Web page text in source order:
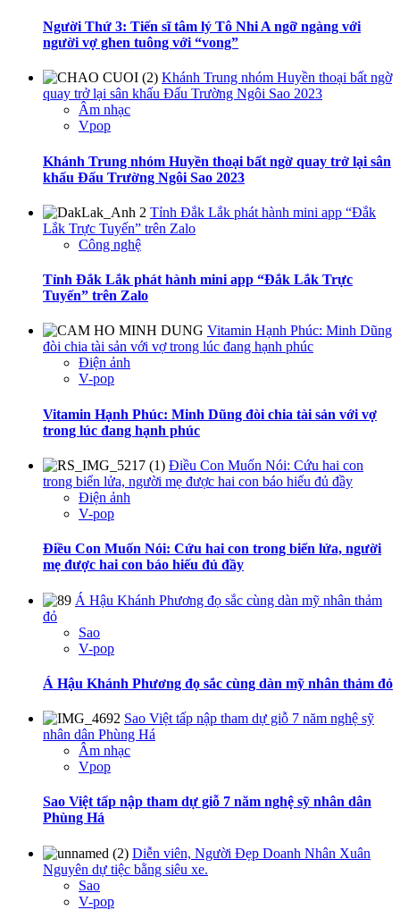
Người Thứ 3: Tiến sĩ tâm lý Tô Nhi A ngỡ ngàng với
người vợ ghen tuông với “vong”
Khánh Trung nhóm Huyền thoại bất ngờ
quay trở lại sân khấu Đấu Trường Ngôi Sao 2023
Âm nhạc
Vpop
Khánh Trung nhóm Huyền thoại bất ngờ quay trở lại sân
khấu Đấu Trường Ngôi Sao 2023
Tỉnh Đắk Lắk phát hành mini app “Đắk
Lắk Trực Tuyến” trên Zalo
Công nghệ
Tỉnh Đắk Lắk phát hành mini app “Đắk Lắk Trực
Tuyến” trên Zalo
Vitamin Hạnh Phúc: Minh Dũng
đòi chia tài sản với vợ trong lúc đang hạnh phúc
Điện ảnh
V-pop
Vitamin Hạnh Phúc: Minh Dũng đòi chia tài sản với vợ
trong lúc đang hạnh phúc
Điều Con Muốn Nói: Cứu hai con
trong biển lửa, người mẹ được hai con báo hiếu đủ đầy
Điện ảnh
V-pop
Điều Con Muốn Nói: Cứu hai con trong biển lửa, người
mẹ được hai con báo hiếu đủ đầy
Á Hậu Khánh Phương đọ sắc cùng dàn mỹ nhân thảm
đỏ
Sao
V-pop
Á Hậu Khánh Phương đọ sắc cùng dàn mỹ nhân thảm đỏ
Sao Việt tấp nập tham dự giỗ 7 năm nghệ sỹ
nhân dân Phùng Há
Âm nhạc
Vpop
Sao Việt tấp nập tham dự giỗ 7 năm nghệ sỹ nhân dân
Phùng Há
Diễn viên, Người Đẹp Doanh Nhân Xuân
Nguyên dự tiệc bằng siêu xe.
Sao
V-pop